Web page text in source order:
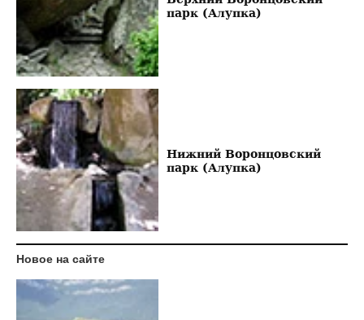
парк (Алупка)
Нижний Воронцовский
парк (Алупка)
Новое на сайте